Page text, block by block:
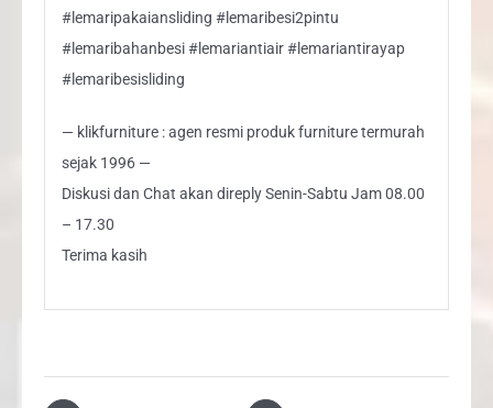
#lemaripakaiansliding #lemaribesi2pintu
#lemaribahanbesi #lemariantiair #lemariantirayap
#lemaribesisliding
— klikfurniture : agen resmi produk furniture termurah
sejak 1996 —
Diskusi dan Chat akan direply Senin-Sabtu Jam 08.00
– 17.30
Terima kasih